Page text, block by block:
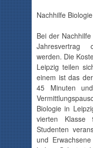
Nachhilfe
Bei der
Jahresvertrag
werden. Die
Leipzig teilen
einem ist das
45 Minuten
Biologie in
vierten
Studenten
und